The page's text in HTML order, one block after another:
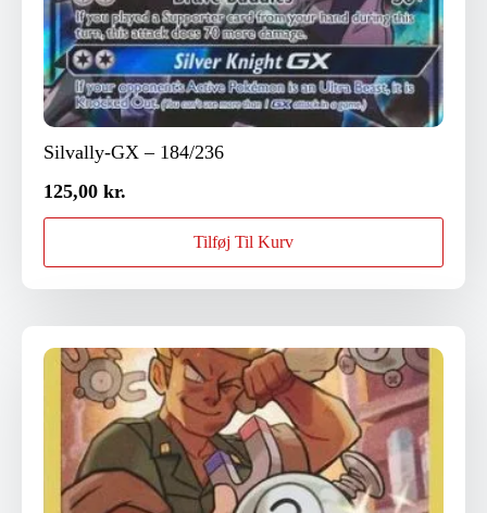
Silvally-GX – 184/236
125,00 kr.
Tilføj Til Kurv